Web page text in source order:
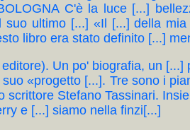
C'è la luce [...]
suo ultimo [...] «Il [...] della
libro era stato definito [...]
editore). Un po' biografia, un
suo «progetto [...]. Tre sono i
scrittore Stefano Tassinari.
e [...] siamo nella finzi[...]